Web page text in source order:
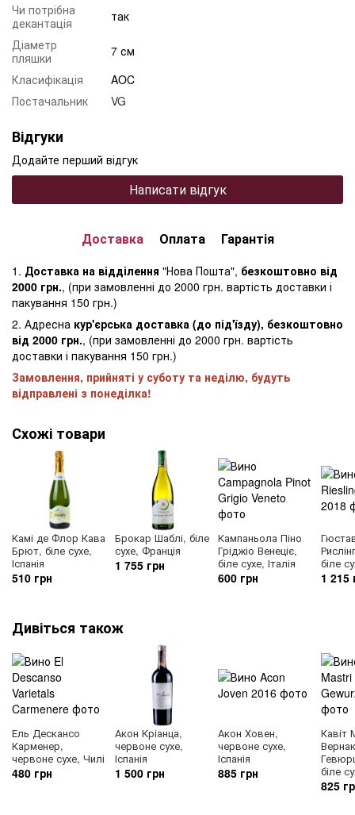
Чи потрібна
декантація
так
Діаметр
пляшки
7 см
Класифікація
AOC
Постачальник
VG
Відгуки
Додайте перший відгук
Написати відгук
Доставка Оплата Гарантія
1. Доставка на відділення "Нова Пошта", безкоштовно від
2000 грн., (при замовленні до 2000 грн. вартість доставки і
пакування 150 грн.)
2. Адресна кур'єрська доставка (до під'їзду), безкоштовно
від 2000 грн., (при замовленні до 2000 грн. вартість
доставки і пакування 150 грн.)
Замовлення, прийняті у суботу та неділю, будуть
відправлені з понеділка!
Схожі товари
Камі де Флор Кава
Брют, біле сухе,
Іспанія
510 грн
Брокар Шаблі, біле
сухе, Франція
1 755 грн
Кампаньола Піно
Гріджіо Венеціє,
біле сухе, Італія
600 грн
біле
1 215
Дивіться також
Ель Дескансо
Карменер,
червоне сухе, Чилі
480 грн
Акон Кріанца,
червоне сухе,
Іспанія
1 500 грн
Акон Ховен,
червоне сухе,
Іспанія
885 грн
Кавіт
біле
825